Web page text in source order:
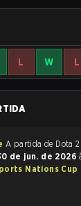
L W L
de jun. de 2026
Nations